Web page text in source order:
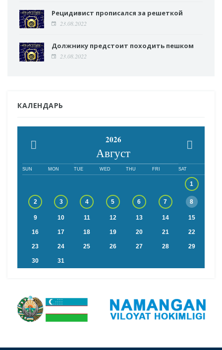
Рецидивист прописался за решеткой
23.08.2022
Должнику предстоит походить пешком
23.08.2022
КАЛЕНДАРЬ
2026
Август
SUN MON TUE WED THU FRI SAT
1
2 3 4 5 6 7 8
9 10 11 12 13 14 15
16 17 18 19 20 21 22
23 24 25 26 27 28 29
30 31